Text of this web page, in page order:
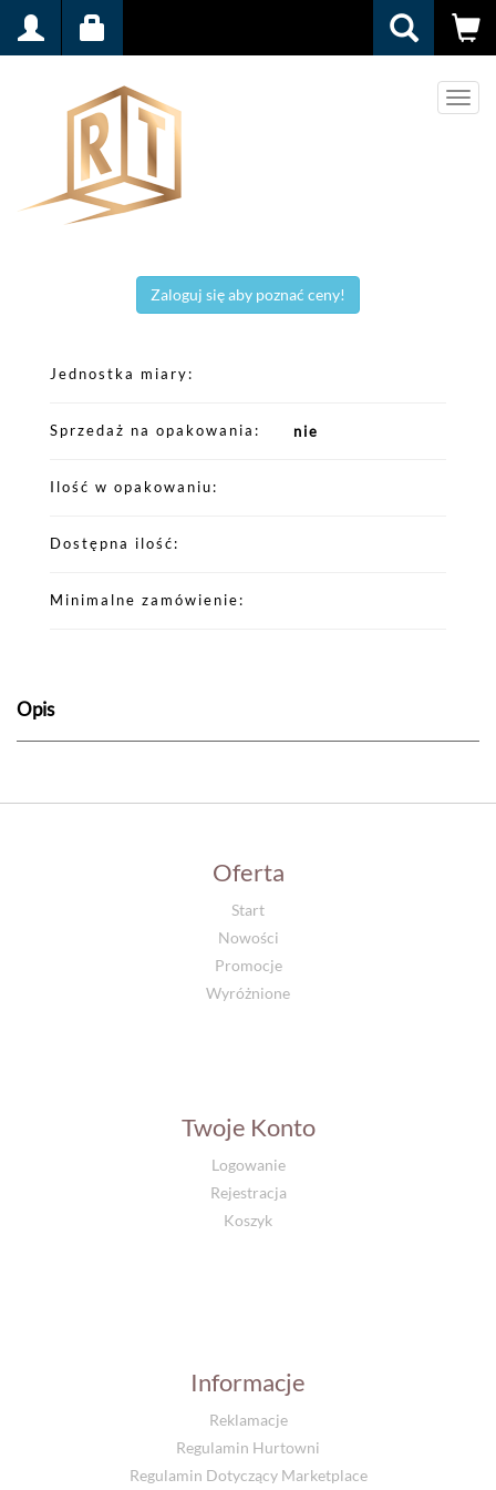
Menu
Zaloguj się aby poznać ceny!
Jednostka miary
Sprzedaż na opakowania nie
Ilość w opakowaniu
Dostępna ilość
Minimalne zamówienie
Opis
Oferta
Start
Nowości
Promocje
Wyróżnione
Twoje Konto
Logowanie
Rejestracja
Koszyk
Informacje
Reklamacje
Regulamin Hurtowni
Regulamin Dotyczący Marketplace